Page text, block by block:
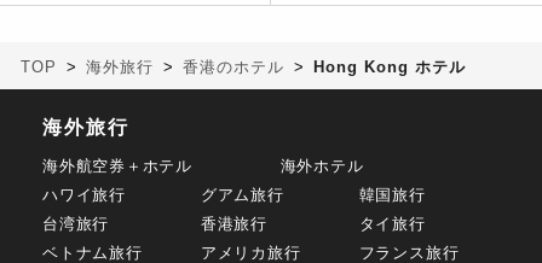
TOP 海外旅行 香港のホテル Hong Kong ホテル
海外旅行
海外航空券＋ホテル
海外ホテル
ハワイ旅行
グアム旅行
韓国旅行
台湾旅行
香港旅行
タイ旅行
ベトナム旅行
アメリカ旅行 フランス旅行